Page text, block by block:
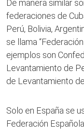
De manera similar
federaciones de
Perú, Bolivia,
se llama
ejemplos son
Levantamiento de
de Levantamiento
Solo en España se
Federación